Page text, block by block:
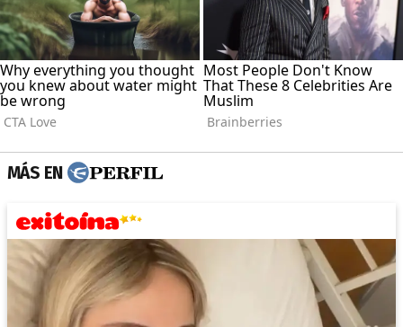
MÁS EN